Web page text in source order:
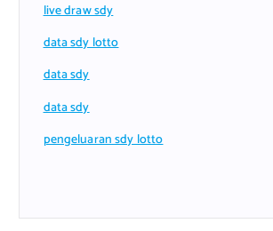
live draw sdy
data sdy lotto
data sdy
data sdy
pengeluaran sdy lotto